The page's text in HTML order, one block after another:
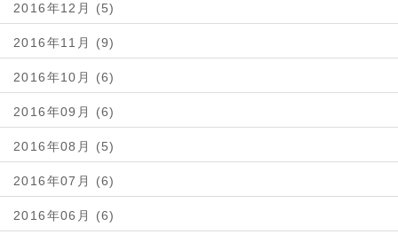
2016年12月 (5)
2016年11月 (9)
2016年10月 (6)
2016年09月 (6)
2016年08月 (5)
2016年07月 (6)
2016年06月 (6)